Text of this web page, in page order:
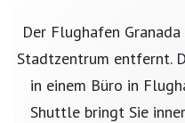
Der Flughafen
Stadtzentrum entfernt.
in einem Büro in
Shuttle bringt Sie